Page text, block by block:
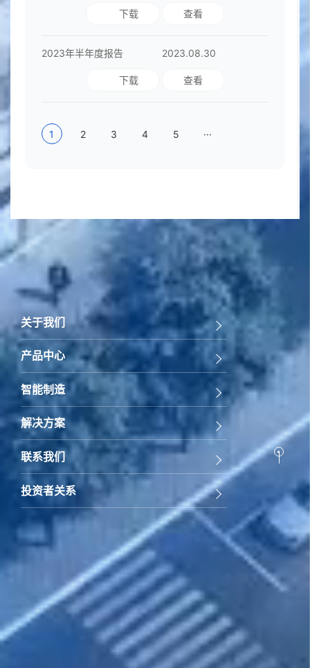
下载 查看
2023年半年度报告 2023.08.30
下载 查看
1 2 3 4 5 ···
股票代码：838804
关于我们
产品中心
智能制造
解决方案
联系我们
投资者关系
服务热线
0752-5855980
返回顶部